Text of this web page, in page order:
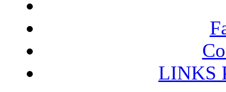
LINKS